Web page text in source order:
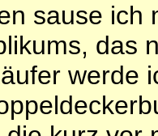
sause
das
werde